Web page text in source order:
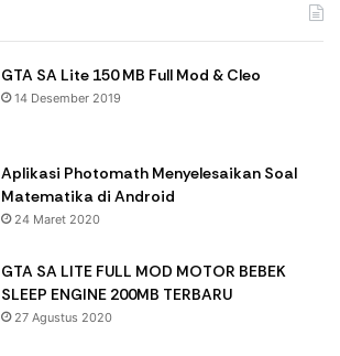
GTA SA Lite 150 MB Full Mod & Cleo
14 Desember 2019
Aplikasi Photomath Menyelesaikan Soal
Matematika di Android
24 Maret 2020
GTA SA LITE FULL MOD MOTOR BEBEK
SLEEP ENGINE 200MB TERBARU
27 Agustus 2020